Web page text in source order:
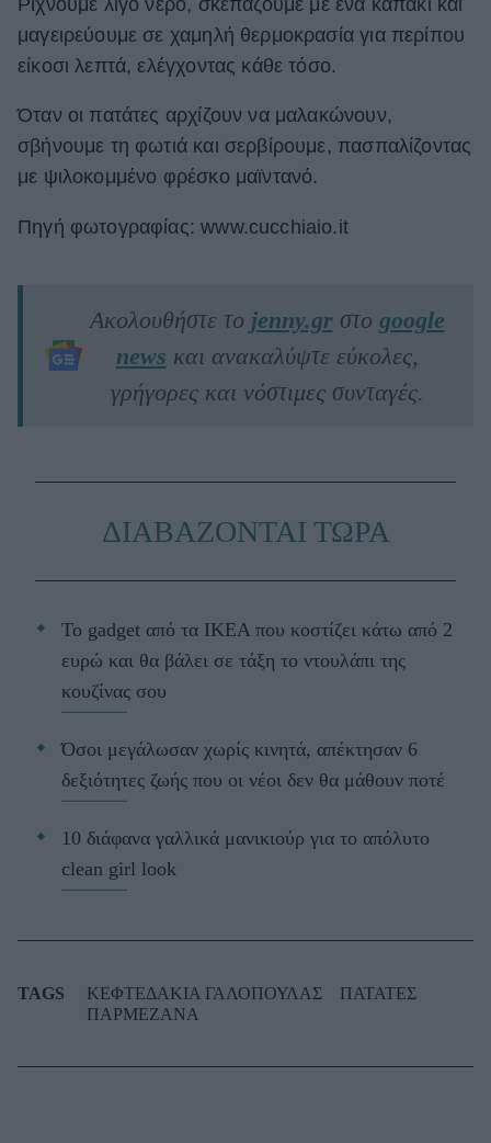
μαγειρεύουμε σε χαμηλή θερμοκρασία για περίπου
είκοσι λεπτά, ελέγχοντας κάθε τόσο.
Όταν οι πατάτες αρχίζουν να μαλακώνουν,
σβήνουμε τη φωτιά και σερβίρουμε, πασπαλίζοντας
με ψιλοκομμένο φρέσκο μαϊντανό.
Πηγή φωτογραφίας: www.cucchiaio.it
Ακολουθήστε το jenny.grστο google
news και ανακαλύψτε εύκολες,
γρήγορες και νόστιμες συνταγές.
ΔΙΑΒΑΖΟΝΤΑΙ ΤΩΡΑ
Το gadget από τα IKEA που κοστίζει κάτω από 2
ευρώ και θα βάλει σε τάξη το ντουλάπι της
κουζίνας σου
Όσοι μεγάλωσαν χωρίς κινητά, απέκτησαν 6
δεξιότητες ζωής που οι νέοι δεν θα μάθουν ποτέ
10 διάφανα γαλλικά μανικιούρ για το απόλυτο
clean girl look
TAGS ΚΕΦΤΕΔΑΚΙΑ ΓΑΛΟΠΟΥΛΑΣ
ΠΑΤΑΤΕΣ
ΠΑΡΜΕΖΑΝΑ